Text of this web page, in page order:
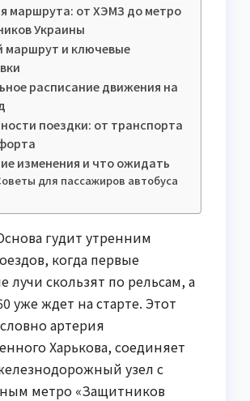
маршрута: от ХЭМЗ до метро
Украины
маршрут и ключевые
расписание движения на
поездки: от транспорта
изменения и что ожидать
для пассажиров автобуса
гудит утренним
когда первые
лучи скользят по рельсам, а
уже ждет на старте. Этот
артерия
Харькова, соединяет
узел с
метро «Защитников